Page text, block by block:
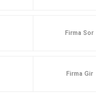
Firma Sor
Firma Gir